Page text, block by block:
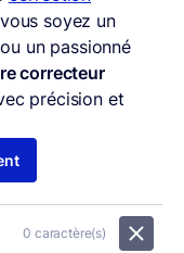
soyez un
un passionné
correcteur
précision et
0 caractère(s)